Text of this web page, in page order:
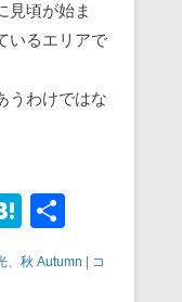
見頃が始ま
いるエリアで
うわけではな
H
at
e
有
、 秋 Autumn
コ